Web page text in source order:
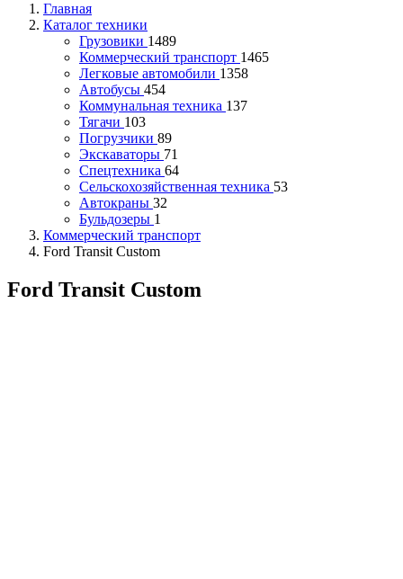
Главная
Каталог техники
Грузовики 1489
Коммерческий транспорт 1465
Легковые автомобили 1358
Автобусы 454
Коммунальная техника 137
Тягачи 103
Погрузчики 89
Экскаваторы 71
Спецтехника 64
Сельскохозяйственная техника 53
Автокраны 32
Бульдозеры 1
Коммерческий транспорт
Ford Transit Custom
Ford Transit Custom